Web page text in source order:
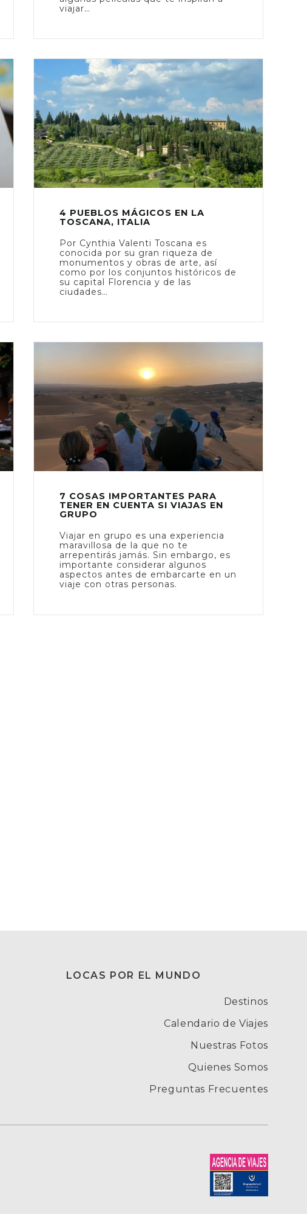
viajar…
4 PUEBLOS MÁGICOS EN LA
TOSCANA, ITALIA
Por Cynthia Valenti Toscana es
conocida por su gran riqueza de
monumentos y obras de arte, así
como por los conjuntos históricos de
su capital Florencia y de las
ciudades…
7 COSAS IMPORTANTES PARA
TENER EN CUENTA SI VIAJAS EN
GRUPO
Viajar en grupo es una experiencia
maravillosa de la que no te
arrepentirás jamás. Sin embargo, es
importante considerar algunos
aspectos antes de embarcarte en un
viaje con otras personas.
LOCAS POR EL MUNDO
Destinos
Calendario de Viajes
Nuestras Fotos
Quienes Somos
Preguntas Frecuentes